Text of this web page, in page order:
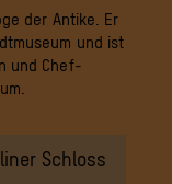
der Antike. Er
und ist
und Chef-
Schloss